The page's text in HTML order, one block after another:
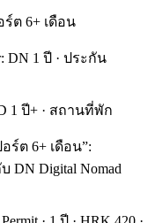
ร์ต 6+ เดือน
DN 1 ปี · ประกัน
1 ปี+ · สถานที่พัก
อร์ต 6+ เดือน”:
บ DN Digital Nomad